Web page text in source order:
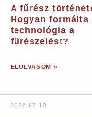
A fűrész
Hogyan formálta
technológia a
fűrészelést?
ELOLVASOM »
2026.07.10.